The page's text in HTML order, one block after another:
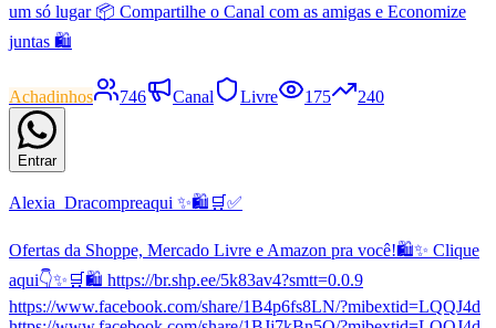
um só lugar 📦 Compartilhe o Canal com as amigas e Economize
juntas 🛍
Achadinhos 746 Canal Livre 175 240
Entrar
Alexia_Dracompreaqui ✨🛍️🛒✅
Ofertas da Shoppe, Mercado Livre e Amazon pra você!🛍️✨ Clique
aqui👇✨🛒🛍️ https://br.shp.ee/5k83av4?smtt=0.0.9
https://www.facebook.com/share/1B4p6fs8LN/?mibextid=LQQJ4d